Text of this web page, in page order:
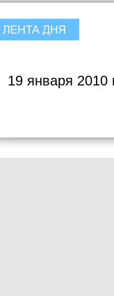
19 января 2010